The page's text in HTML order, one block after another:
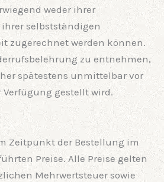
weder ihrer
selbstständigen
zugerechnet werden können.
zu entnehmen,
spätestens unmittelbar vor
Verfügung gestellt wird.
Zeitpunkt der Bestellung im
Preise. Alle Preise gelten
Mehrwertsteuer sowie